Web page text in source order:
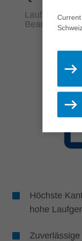
Laufmeter für
Höchste
hohe